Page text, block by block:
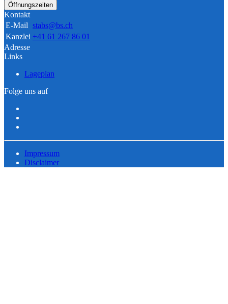
Öffnungszeiten
Kontakt
E-Mail stabs@bs.ch
Kanzlei +41 61 267 86 01
Adresse
Links
Lageplan
Folge uns auf
Impressum
Disclaimer